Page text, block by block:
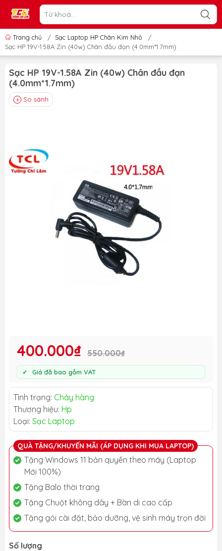
Trang chủ / Sạc Laptop HP Chân Kim Nhỏ
/
Sạc HP 19V-1.58A Zin (40w) Chân đầu đạn (4.0mm*1.7mm)
Sạc HP 19V-1.58A Zin (40w) Chân đầu đạn
(4.0mm*1.7mm)
So sánh
400.000₫ 550.000₫
Giá đã bao gồm VAT
Tình trạng: Cháy hàng
Thương hiệu: Hp
Loại: Sạc Laptop
QUÀ TẶNG/KHUYẾN MÃI (ÁP DỤNG KHI MUA LAPTOP)
Tặng Windows 11 bản quyền theo máy (Laptop
Mới 100%)
Tặng Balo thời trang
Tặng Chuột không dây + Bàn di cao cấp
Tặng gói cài đặt, bảo dưỡng, vệ sinh máy trọn đời
Số lượng